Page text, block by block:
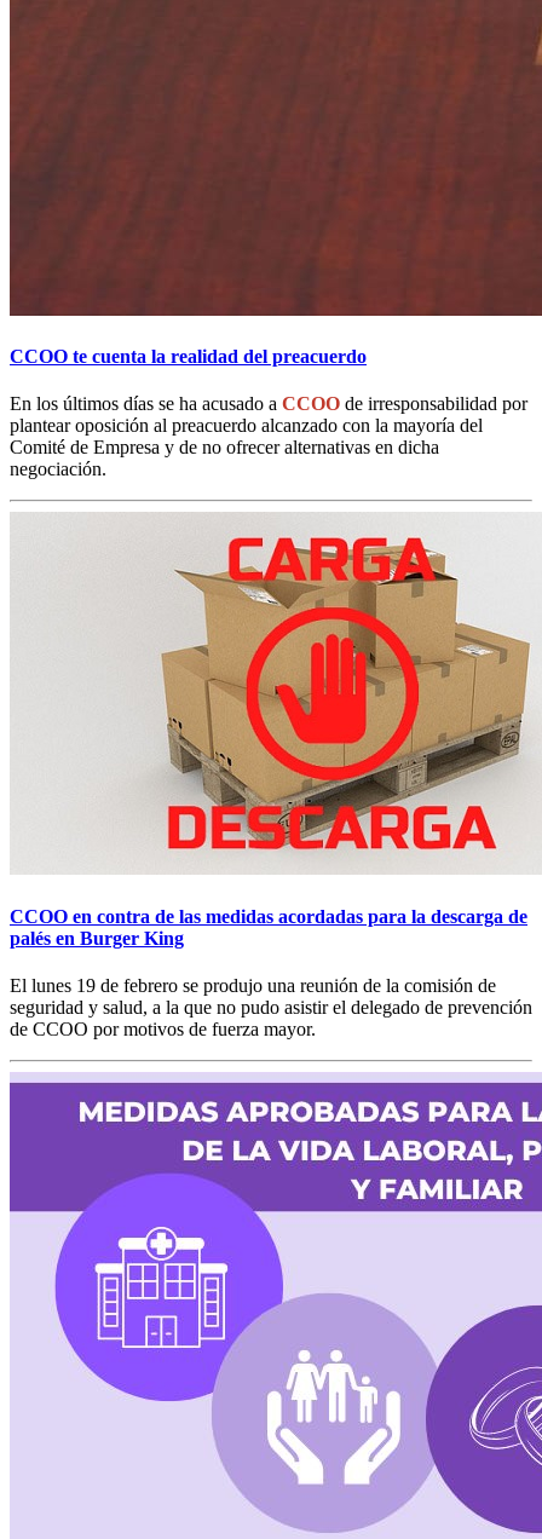
CCOO te cuenta la realidad del preacuerdo
En los últimos días se ha acusado a CCOO de irresponsabilidad por
plantear oposición al preacuerdo alcanzado con la mayoría del
Comité de Empresa y de no ofrecer alternativas en dicha
negociación.
CCOO en contra de las medidas acordadas para la descarga de
palés en Burger King
El lunes 19 de febrero se produjo una reunión de la comisión de
seguridad y salud, a la que no pudo asistir el delegado de prevención
de CCOO por motivos de fuerza mayor.